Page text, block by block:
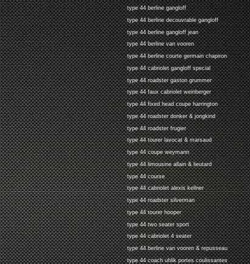
type 44 berline gangloff
type 44 berline decouvrable gangloff
type 44 berline gangloff jean
type 44 berline van vooren
type 44 berline courte germain chapiron
type 44 cabriolet gangloff special
type 44 roadster gaston grummer
type 44 faux cabriolet weinberger
type 44 fixed head coupe harrington
type 44 roadster donker & jongkind
type 44 roadster frugier
type 44 tourer lavocat & marsaud
type 44 coupe weymann
type 44 limousine allain & lieutard
type 44 course
type 44 cabriolet alexis kellner
type 44 roadster silverman
type 44 tourer hooper
type 44 two seater sport
type 44 cabriolet 4 seater
type 44 berline van vooren & repusseau
type 44 coach uhlik portes coulissantes